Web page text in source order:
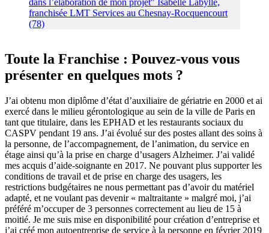
Toute la Franchise : Pouvez-vous vous
présenter en quelques mots ?
J’ai obtenu mon diplôme d’état d’auxiliaire de gériatrie en 2000 et ai
exercé dans le milieu gérontologique au sein de la ville de Paris en
tant que titulaire, dans les EPHAD et les restaurants sociaux du
CASPV pendant 19 ans. J’ai évolué sur des postes allant des soins à
la personne, de l’accompagnement, de l’animation, du service en
étage ainsi qu’à la prise en charge d’usagers Alzheimer. J’ai validé
mes acquis d’aide-soignante en 2017. Ne pouvant plus supporter les
conditions de travail et de prise en charge des usagers, les
restrictions budgétaires ne nous permettant pas d’avoir du matériel
adapté, et ne voulant pas devenir « maltraitante » malgré moi, j’ai
préféré m’occuper de 3 personnes correctement au lieu de 15 à
moitié. Je me suis mise en disponibilité pour création d’entreprise et
j’ai créé mon autoentreprise de service à la personne en février 2019